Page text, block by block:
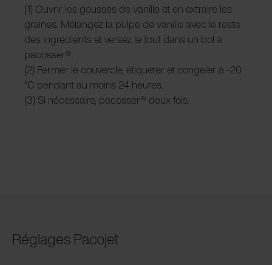
(1) Ouvrir les gousses de vanille et en extraire les
graines. Mélangez la pulpe de vanille avec le reste
des ingrédients et versez le tout dans un bol à
pacosser®.
(2) Fermer le couvercle, étiqueter et congeler à -20
°C pendant au moins 24 heures.
(3) Si nécessaire, pacosser® deux fois.
Réglages Pacojet